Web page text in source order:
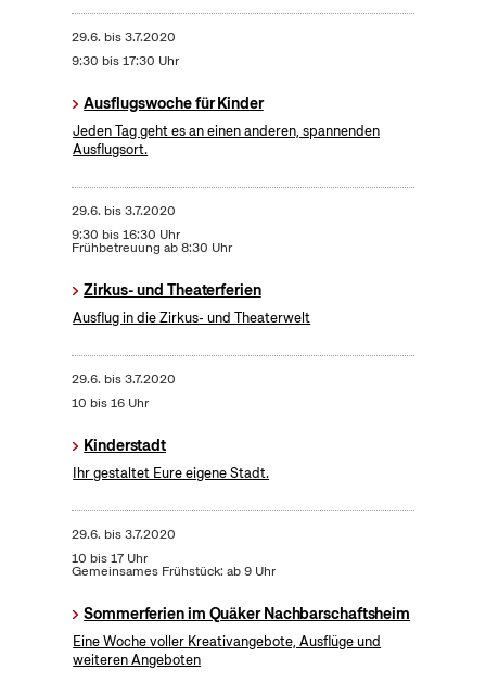
29.6. bis3.7.2020
9:30 bis 17:30 Uhr
Ausflugswoche für Kinder
Jeden Tag geht es an einen anderen, spannenden
Ausflugsort.
29.6. bis3.7.2020
9:30 bis 16:30 Uhr
Frühbetreuung ab 8:30 Uhr
Zirkus- und Theaterferien
Ausflug in die Zirkus- und Theaterwelt
29.6. bis3.7.2020
10 bis 16 Uhr
Kinderstadt
Ihr gestaltet Eure eigene Stadt.
29.6. bis3.7.2020
10 bis 17 Uhr
Gemeinsames Frühstück: ab 9 Uhr
Sommerferien im Quäker Nachbarschaftsheim
Eine Woche voller Kreativangebote, Ausflüge und
weiteren Angeboten